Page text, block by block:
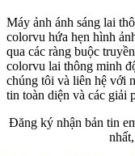
Máy ảnh ánh sáng lai
colorvu hứa hẹn hình
qua các ràng buộc
colorvu lai thông minh
chúng tôi và liên hệ với
tin toàn diện và các giải
Đăng ký nhận bản tin